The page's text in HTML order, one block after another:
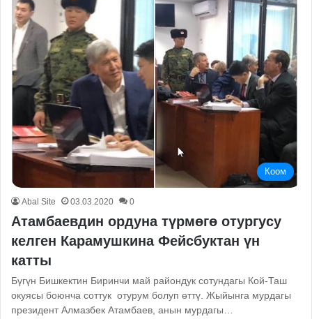
Коом
Abal Site 03.03.2020 0
Атамбаевдин ордуна түрмөгө отургусу
келген Карамушкина Фейсбуктан үн
катты
Бүгүн Бишкектин Биринчи май райондук сотундагы Кой-Таш
окуясы боюнча соттук отурум болуп өттү. Жыйынга мурдагы
президент Алмазбек Атамбаев, анын мурдагы…